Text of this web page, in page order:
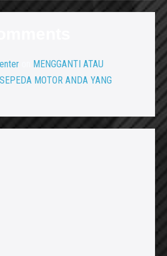
MENGGANTI ATAU
MOTOR ANDA YANG